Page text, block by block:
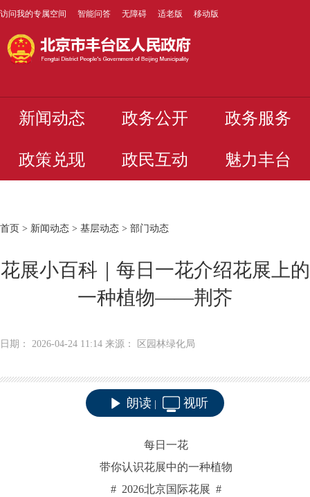
访问我的专属空间 智能问答 无障碍 适老版 移动版
新闻动态 政务公开 政务服务
政策兑现 政民互动 魅力丰台
首页 > 新闻动态 > 基层动态 > 部门动态
花展小百科｜每日一花介绍花展上的
一种植物——荆芥
日期： 2026-04-24 11:14 来源： 区园林绿化局
朗读 视听
每日一花
带你认识花展中的一种植物
# 2026北京国际花展 #